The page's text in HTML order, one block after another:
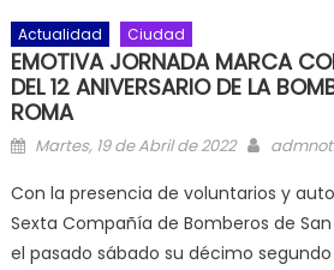
Actualidad Ciudad
EMOTIVA JORNADA MARCA
DEL 12 ANIVERSARIO DE LA
ROMA
Posted on
Martes, 19 de Abril de 2022 Author
Con la presencia de voluntarios y
Sexta Compañía de Bomberos de
el pasado sábado su décimo segundo